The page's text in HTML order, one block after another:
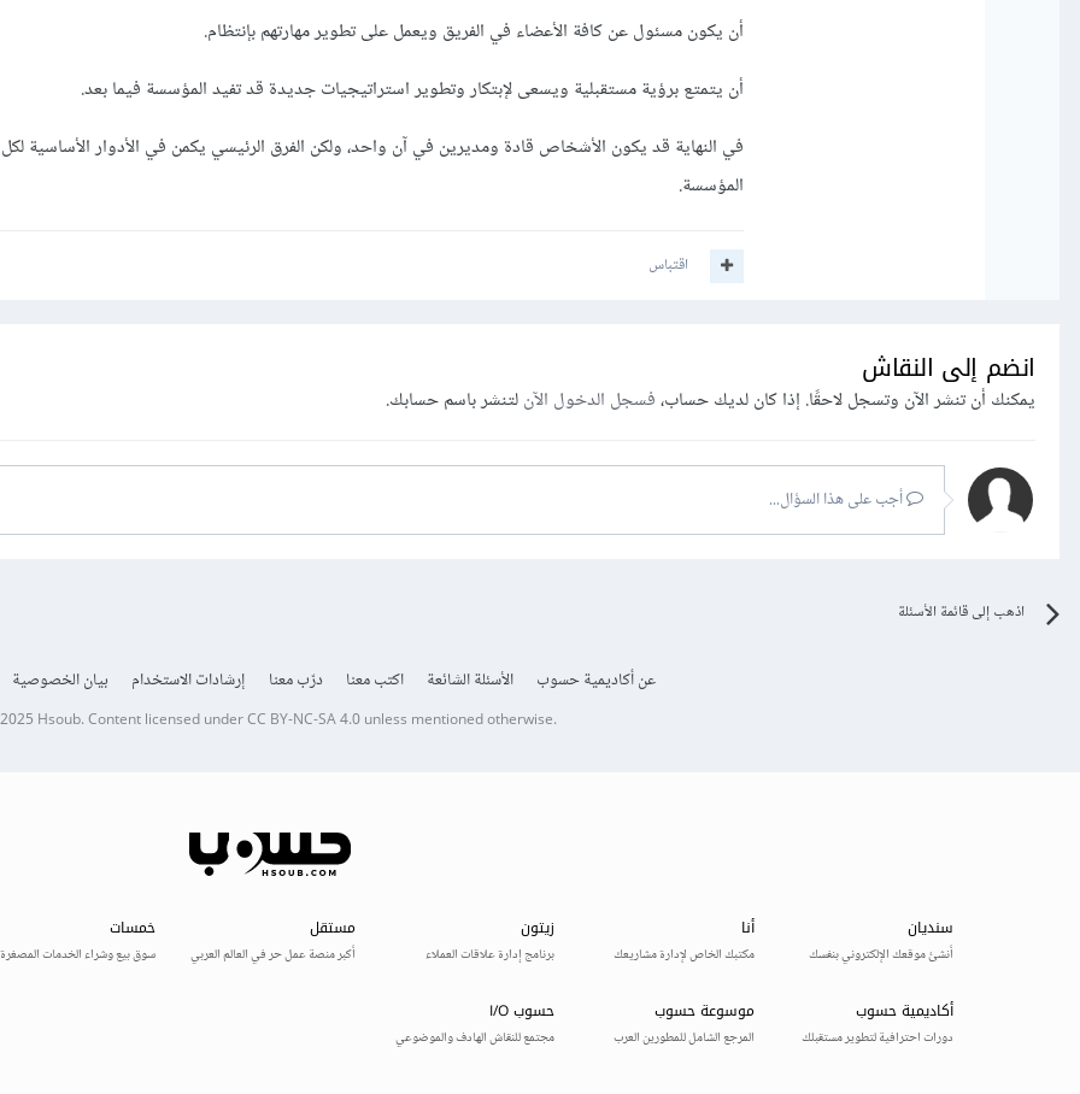
أن يكون مسئول عن كافة الأعضاء في الفريق ويعمل على تطوير مهارتهم بإنتظام.
أن يتمتع برؤية مستقبلية ويسعى لإبتكار وتطوير استراتيجيات جديدة قد تفيد المؤسسة فيما بعد.
في النهاية قد يكون الأشخاص قادة ومديرين في آن واحد، ولكن الفرق الرئيسي يكمن في الأدوار الأساسية
المؤسسة.
اقتباس
انضم إلى النقاش
يمكنك أن تنشر الآن وتسجل لاحقًا. إذا كان لديك حساب،فسجل الدخول الآنلتنشر باسم حسابك.
أجب على هذا السؤال...
اذهب إلى قائمة الأسئلة
عن أكاديمية حسوب الأسئلة الشائعة اكتب معنا درّب معنا إرشادات الاستخدام بيان الخصوصية
Hsoub.Content licensed underCC BY-NC-SA 4.0unless mentioned otherwise.